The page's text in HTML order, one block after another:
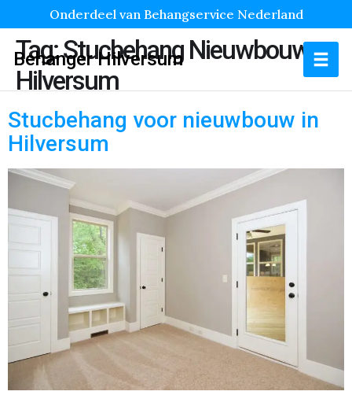
Onderdeel van Behangservice Nederland
Behanger Hilversum
Tag:Stucbehang Nieuwbouw
Hilversum
Stucbehang voor nieuwbouw in
Hilversum